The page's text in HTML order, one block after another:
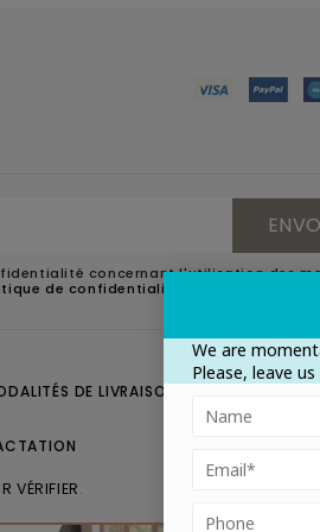
concernant l'utilisation des
de confidentialité
DE LIVRAISON
VÉRIFIER.
We are
Please, leave